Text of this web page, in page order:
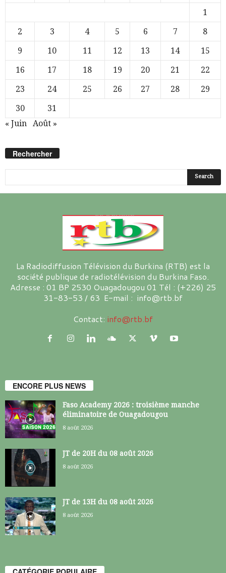
1
2
3 4 5 6 7
8
9
10 11 12 13 14
15
16
17 18 19 20 21
22
23
24 25 26 27 28
29
30
31
« Juin
Août »
Rechercher
La Radiodiffusion Télévision du Burkina (RTB) est la
société publique de radiotélévision du Burkina Faso.
Adresse : 01 BP 2530 Ouagadougou 01 Tél : (+226) 25
31-83-53 / 63 E-mail : info@rtb.bf
Contact: info@rtb.bf
ENCORE PLUS NEWS
Faso Academy 2026 : troisième manche
éliminatoire de Ouagadougou
8 août 2026
JT de 20H du 08 août 2026
8 août 2026
JT de 13H du 08 août 2026
8 août 2026